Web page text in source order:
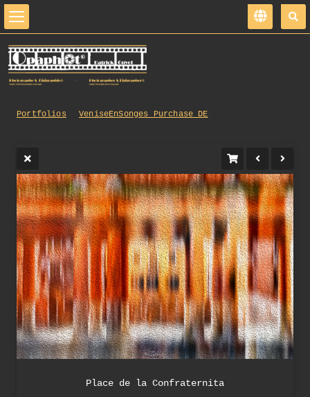
Portfolios
VeniseEnSonges_Purchase_DE
Place de la Confraternita